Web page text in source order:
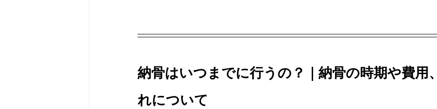
納骨はいつまでに行うの？｜納骨の時期や費用
れについて